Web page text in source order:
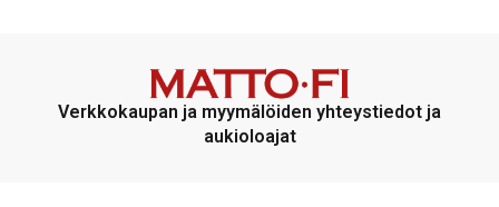
Verkkokaupan ja myymälöiden yhteystiedot ja
aukioloajat